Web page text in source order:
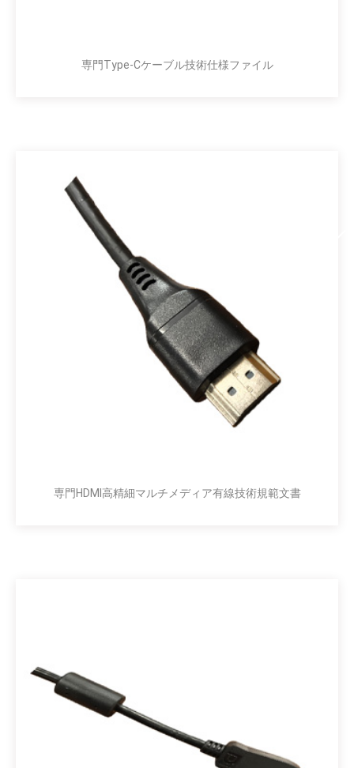
専門Type-Cケーブル技術仕様ファイル
専門HDMI高精細マルチメディア有線技術規範文書